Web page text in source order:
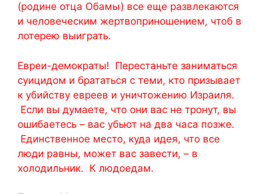
(родине отца Обамы) все еще развлекаются
и человеческим жертвоприношением, чтоб в
лотерею выиграть.
Евреи-демократы! Перестаньте заниматься
суицидом и брататься с теми, кто призывает
к убийству евреев и уничтожению Израиля.
Если вы думаете, что они вас не тронут, вы
ошибаетесь – вас убьют на два часа позже.
Единственное место, куда идея, что все
люди равны, может вас завести, – в
холодильник. К людоедам.